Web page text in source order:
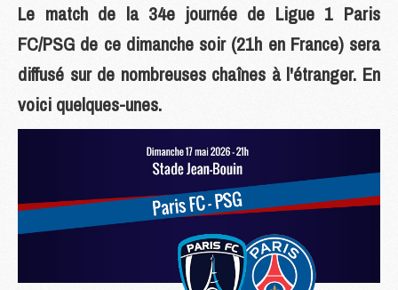
Le match de la 34e journée de Ligue 1 Paris
FC/PSG de ce dimanche soir (21h en France) sera
diffusé sur de nombreuses chaînes à l'étranger. En
voici quelques-unes.